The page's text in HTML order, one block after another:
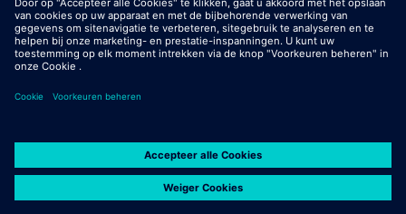
Belangrijk:bij Siemens zullen wij je nooit vragen om
voor een baan. Ontvang je een e-mail die lijkt te komen van
zeker weet dat je wordt benaderd door een van onze
officiële recruiters voor een actieve sollicitatieprocedure.